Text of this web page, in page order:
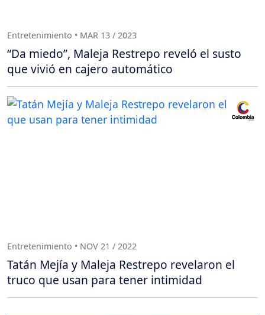
Entretenimiento • MAR 13 / 2023
“Da miedo”, Maleja Restrepo reveló el susto
que vivió en cajero automático
Entretenimiento • NOV 21 / 2022
Tatán Mejía y Maleja Restrepo revelaron el
truco que usan para tener intimidad